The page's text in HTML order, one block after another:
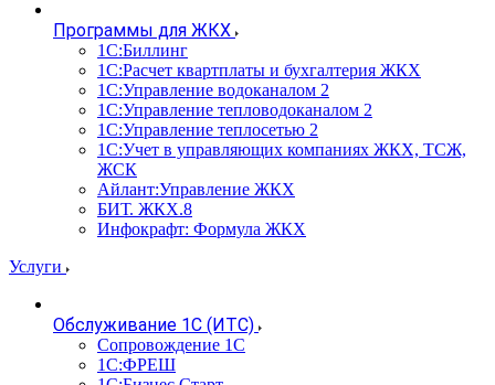
Программы для ЖКХ
1С:Биллинг
1С:Расчет квартплаты и бухгалтерия ЖКХ
1С:Управление водоканалом 2
1С:Управление тепловодоканалом 2
1С:Управление теплосетью 2
1С:Учет в управляющих компаниях ЖКХ, ТСЖ,
ЖСК
Айлант:Управление ЖКХ
БИТ. ЖКХ.8
Инфокрафт: Формула ЖКХ
Услуги
Обслуживание 1С (ИТС)
Сопровождение 1С
1С:ФРЕШ